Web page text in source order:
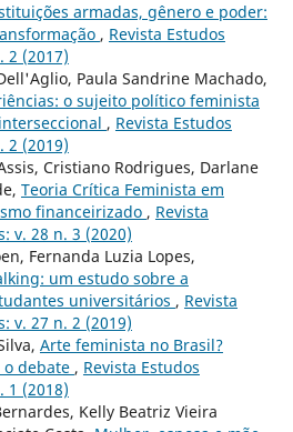
armadas, gênero e poder:
, Revista Estudos
2 (2017)
Paula Sandrine Machado,
o sujeito político feminista
, Revista Estudos
2 (2019)
Cristiano Rodrigues, Darlane
Teoria Crítica Feminista em
financeirizado , Revista
v. 28 n. 3 (2020)
Fernanda Luzia Lopes,
um estudo sobre a
universitários , Revista
v. 27 n. 2 (2019)
Arte feminista no Brasil?
o debate , Revista Estudos
1 (2018)
Kelly Beatriz Vieira